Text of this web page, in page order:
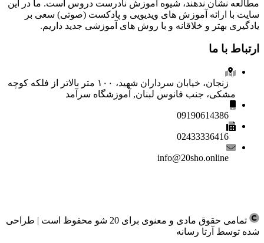
مطالعه نشان ندهند، شیوه آموزش نادرست دروس است. ما در این
سایت با ارائه آموزش های ویدیویی و پادکست (صوتی) سعی بر
یادگیری بهتر و خلاقانه و با روش های آموزشی جدید داریم.
ارتباط با ما
زنجان، خیابان سرداران شهید، ۱۰۰ متر بالاتر از فلکه کوچه
مشکی، جنب فانوس لبنان, آموزشگاه سرآمد
تمامی حقوق مادی و معنوی برای 20 شو محفوظ است | طراحی
شده توسط آرتا رسانه